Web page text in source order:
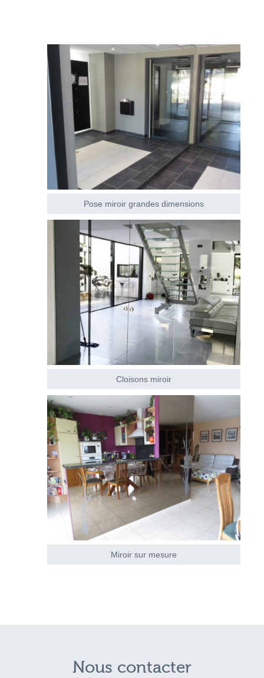
Pose miroir grandes dimensions
Cloisons miroir
Miroir sur mesure
Nous contacter